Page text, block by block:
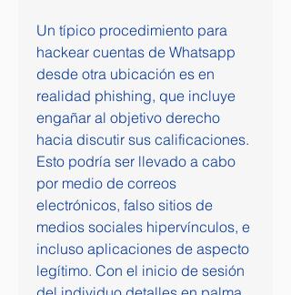
Un típico procedimiento para
hackear cuentas de Whatsapp
desde otra ubicación es en
realidad phishing, que incluye
engañar al objetivo derecho
hacia discutir sus calificaciones.
Esto podría ser llevado a cabo
por medio de correos
electrónicos, falso sitios de
medios sociales hipervínculos, e
incluso aplicaciones de aspecto
legítimo. Con el inicio de sesión